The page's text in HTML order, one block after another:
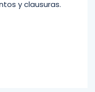
y clausuras.